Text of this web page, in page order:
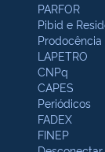
PARFOR
Pibid e
Prodocência
LAPETRO
CNPq
CAPES
Periódicos
FADEX
FINEP